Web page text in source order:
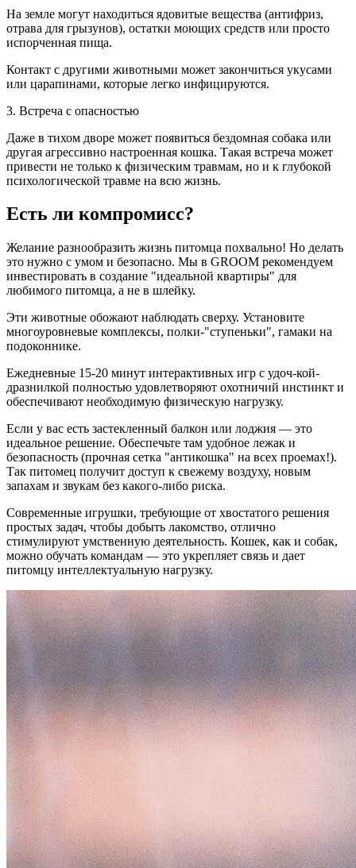
На земле могут находиться ядовитые вещества (антифриз,
отрава для грызунов), остатки моющих средств или просто
испорченная пища.
Контакт с другими животными может закончиться укусами
или царапинами, которые легко инфицируются.
3. Встреча с опасностью
Даже в тихом дворе может появиться бездомная собака или
другая агрессивно настроенная кошка. Такая встреча может
привести не только к физическим травмам, но и к глубокой
психологической травме на всю жизнь.
Есть ли компромисс?
Желание разнообразить жизнь питомца похвально! Но делать
это нужно с умом и безопасно. Мы в GROOM рекомендуем
инвестировать в создание "идеальной квартиры" для
любимого питомца, а не в шлейку.
Эти животные обожают наблюдать сверху. Установите
многоуровневые комплексы, полки-"ступеньки", гамаки на
подоконнике.
Ежедневные 15-20 минут интерактивных игр с удоч-кой-
дразнилкой полностью удовлетворяют охотничий инстинкт и
обеспечивают необходимую физическую нагрузку.
Если у вас есть застекленный балкон или лоджия — это
идеальное решение. Обеспечьте там удобное лежак и
безопасность (прочная сетка "антикошка" на всех проемах!).
Так питомец получит доступ к свежему воздуху, новым
запахам и звукам без какого-либо риска.
Современные игрушки, требующие от хвостатого решения
простых задач, чтобы добыть лакомство, отлично
стимулируют умственную деятельность. Кошек, как и собак,
можно обучать командам — это укрепляет связь и дает
питомцу интеллектуальную нагрузку.